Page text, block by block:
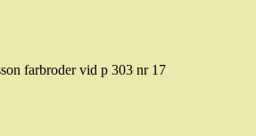
farbroder vid p 303 nr 17